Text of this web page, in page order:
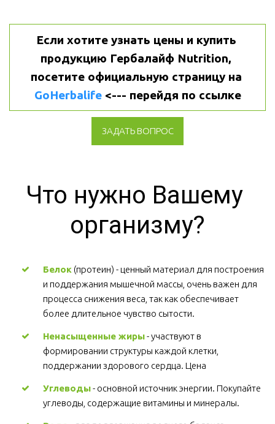
Если хотите узнать цены и купить
продукцию Гербалайф Nutrition,
GoHerbalife <--- перейдя по ссылке
ЗАДАТЬ ВОПРОС
Что нужно Вашему
организму?
Белок (протеин) - ценный материал для построения
и поддержания мышечной массы, очень важен для
процесса снижения веса, так как обеспечивает
более длительное чувство сытости.
Ненасыщенные жиры - участвуют в
формировании структуры каждой клетки,
поддержании здорового сердца. Цена
Углеводы - основной источник энергии. Покупайте
углеводы, содержащие витамины и минералы.